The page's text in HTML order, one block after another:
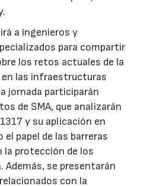
a ingenieros y
para compartir
los retos actuales de la
en las infraestructuras
jornada participarán
de SMA, que analizarán
y su aplicación en
el papel de las barreras
la protección de los
Además, se presentarán
con la